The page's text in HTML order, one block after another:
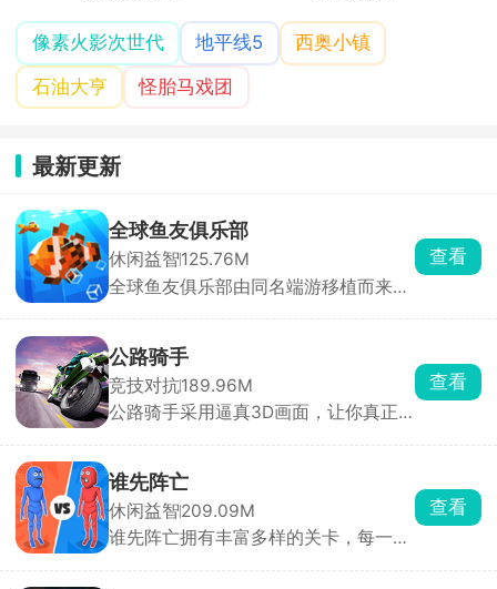
像素火影次世代 地平线5
西奥小镇
石油大亨
怪胎马戏团
最新更新
全球鱼友俱乐部
休闲益智125.76M
全球鱼友俱乐部由同名端游移植而来，
考，你只需要钓起各种各样的小鱼，解
锁图鉴，还能让同种鱼群繁殖后代。超
多鱼缸主题任你挑选，搭配丰富装饰物
打造专属水族箱，画面精致、氛围温馨
查看
公路骑手
竞技对抗189.96M
公路骑手采用逼真3D画面，让你真正
业模式与任务挑战，带来沉浸式驾驶体
验。你将驾驶摩托车在城市与公路上高
速穿行，通过超车、逆向驾驶赚取分数
与现金，车速越快得分越高。赚取的奖
查看
谁先阵亡
休闲益智209.09M
谁先阵亡拥有丰富多样的关卡，每一关
查看